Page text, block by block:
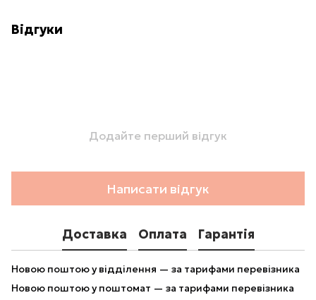
Відгуки
Додайте перший відгук
Написати відгук
Доставка Оплата Гарантія
Новою поштою у відділення — за тарифами перевізника
Новою поштою у поштомат — за тарифами перевізника